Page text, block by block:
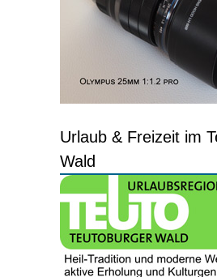
Urlaub & Freizeit im
Wald